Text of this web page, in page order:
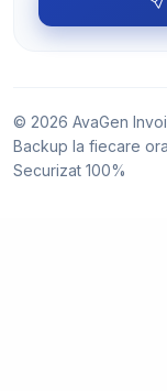
© 2026 AvaGen
Backup la fiecare
Securizat 100%